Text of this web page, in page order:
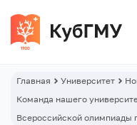
Главная Университет
Команда нашего
Всероссийской олимпиады